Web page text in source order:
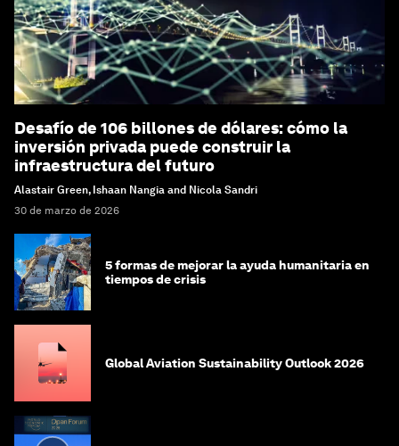
Desafío de 106 billones de dólares: cómo la
inversión privada puede construir la
infraestructura del futuro
Alastair Green, Ishaan Nangia and Nicola Sandri
30 de marzo de 2026
5 formas de mejorar la ayuda humanitaria en
tiempos de crisis
Global Aviation Sustainability Outlook 2026